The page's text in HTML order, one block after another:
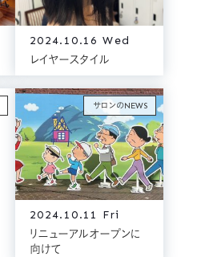
2024.10.16 Wed
レイヤースタイル
2024.10.11 Fri
サロンのNEWS
リニューアルオープンに
向けて